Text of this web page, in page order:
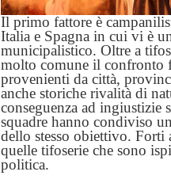
Il primo fattore è
Italia e Spagna in cui vi è
municipalistico. Oltre a
molto comune il confronto
provenienti da città,
anche storiche rivalità di
conseguenza ad ingiustizie
squadre hanno condiviso
dello stesso obiettivo. Forti
quelle tifoserie che sono
politica.